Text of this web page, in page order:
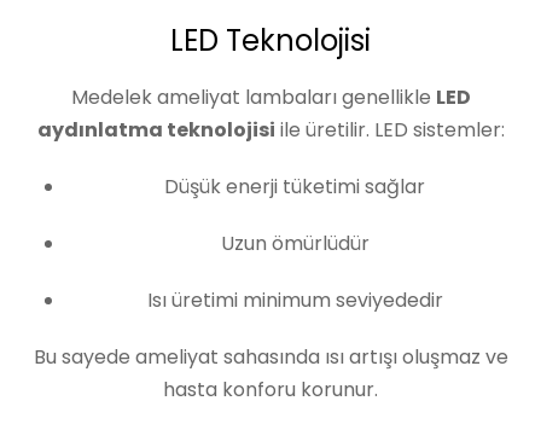
LED Teknolojisi
Medelek ameliyat lambaları genellikle LED
aydınlatma teknolojisi ile üretilir. LED sistemler:
Düşük enerji tüketimi sağlar
Uzun ömürlüdür
Isı üretimi minimum seviyededir
Bu sayede ameliyat sahasında ısı artışı oluşmaz ve
hasta konforu korunur.